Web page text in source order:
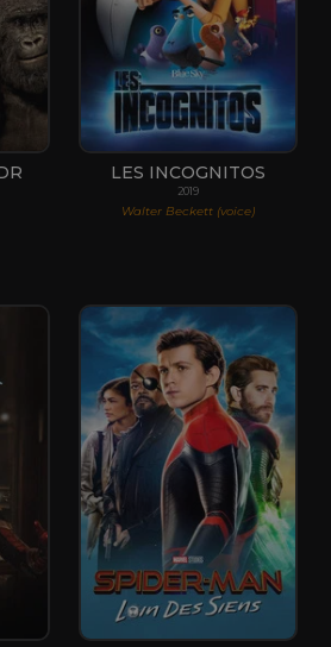
LES INCOGNITOS
2019
Walter Beckett (voice)